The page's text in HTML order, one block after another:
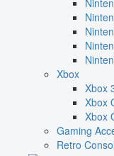
Xbox
Xbox
Xbox
Xbox
Gaming
Retro